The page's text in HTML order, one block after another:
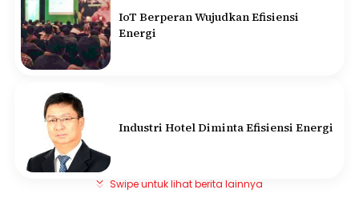
IoT Berperan Wujudkan Efisiensi
Energi
Industri Hotel Diminta Efisiensi Energi
Swipe untuk lihat berita lainnya